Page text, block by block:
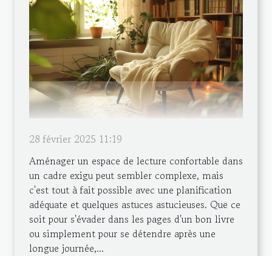
28 février 2025 11:19
Aménager un espace de lecture confortable dans
un cadre exigu peut sembler complexe, mais
c'est tout à fait possible avec une planification
adéquate et quelques astuces astucieuses. Que ce
soit pour s'évader dans les pages d'un bon livre
ou simplement pour se détendre après une
longue journée,...